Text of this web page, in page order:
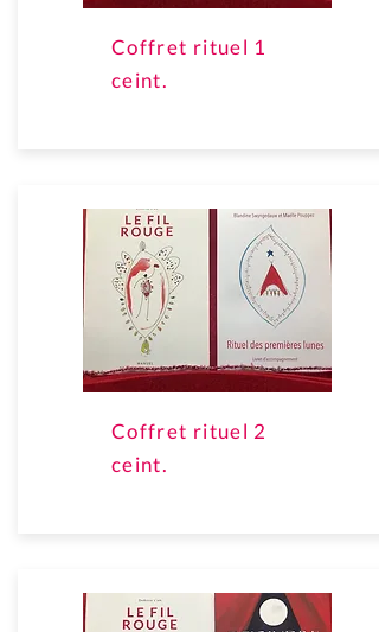
Coffret rituel 1
ceint.
Coffret rituel 2
ceint.